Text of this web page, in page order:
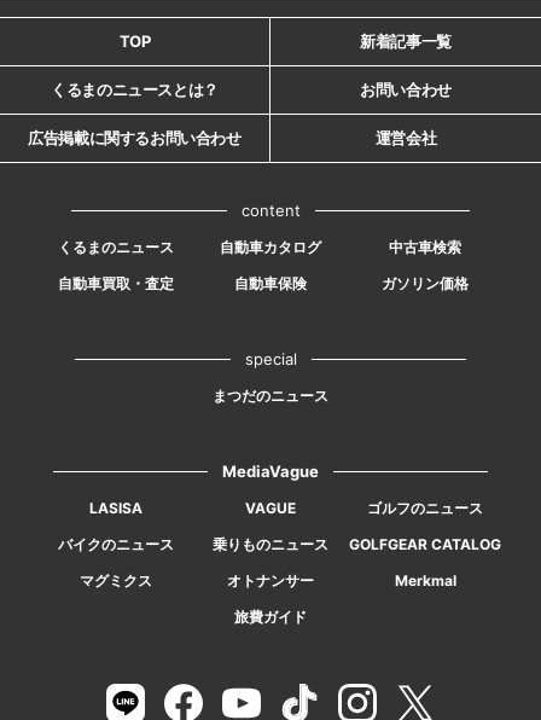
TOP 新着記事一覧
くるまのニュースとは？ お問い合わせ
広告掲載に関するお問い合わせ 運営会社
content
くるまのニュース 自動車カタログ
中古車検索
自動車買取・査定
自動車保険 ガソリン価格
special
まつだのニュース
MediaVague
LASISA VAGUE
ゴルフのニュース
バイクのニュース
乗りものニュース
GOLFGEAR CATALOG
マグミクス
オトナンサー
Merkmal
旅費ガイド